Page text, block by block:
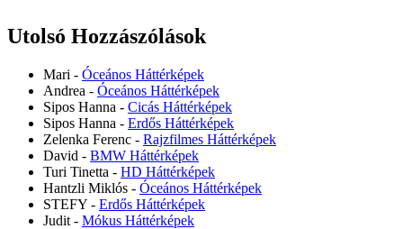
Utolsó Hozzászólások
Mari - Óceános Háttérképek
Andrea - Óceános Háttérképek
Sipos Hanna - Cicás Háttérképek
Sipos Hanna - Erdős Háttérképek
Zelenka Ferenc - Rajzfilmes Háttérképek
David - BMW Háttérképek
Turi Tinetta - HD Háttérképek
Hantzli Miklós - Óceános Háttérképek
STEFY - Erdős Háttérképek
Judit - Mókus Háttérképek